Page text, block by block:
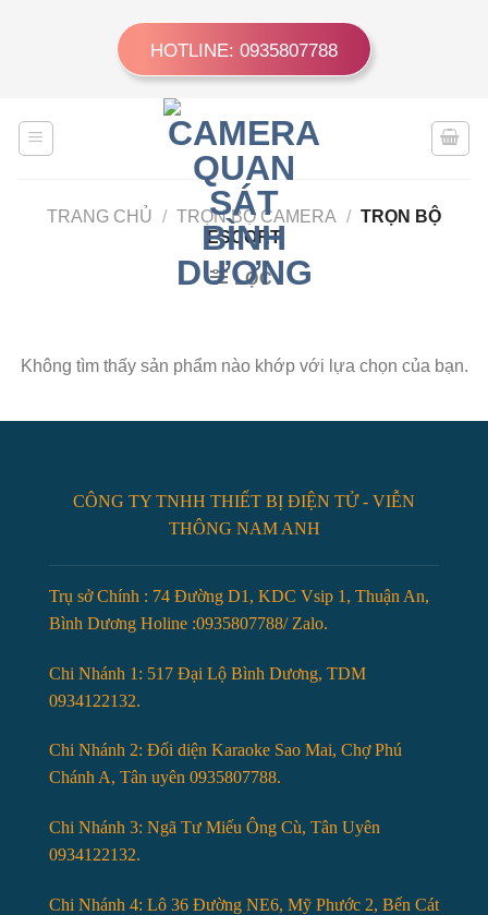
HOTLINE: 0935807788
TRANG CHỦ / TRỌN BỘ CAMERA / TRỌN BỘ
ESCORT
LỌC
Không tìm thấy sản phẩm nào khớp với lựa chọn của bạn.
CÔNG TY TNHH THIẾT BỊ ĐIỆN TỬ - VIỄN
THÔNG NAM ANH
Trụ sở Chính : 74 Đường D1, KDC Vsip 1, Thuận An,
Bình Dương Holine :0935807788/ Zalo.
Chi Nhánh 1: 517 Đại Lộ Bình Dương, TDM
0934122132.
Chi Nhánh 2: Đối diện Karaoke Sao Mai, Chợ Phú
Chánh A, Tân uyên 0935807788.
Chi Nhánh 3: Ngã Tư Miếu Ông Cù, Tân Uyên
0934122132.
Chi Nhánh 4: Lô 36 Đường NE6, Mỹ Phước 2, Bến Cát